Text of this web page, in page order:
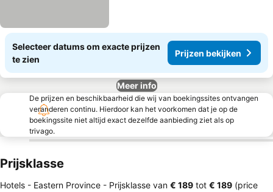
Selecteer datums om exacte prijzen
te zien
Prijzen bekijken
Meer info
De prijzen en beschikbaarheid die wij van boekingssites ontvangen
veranderen continu. Hierdoor kan het voorkomen dat je op de
boekingssite niet altijd exact dezelfde aanbieding ziet als op
trivago.
Prijsklasse
Hotels - Eastern Province - Prijsklasse van ‎€ 189 tot ‎€ 189 (price